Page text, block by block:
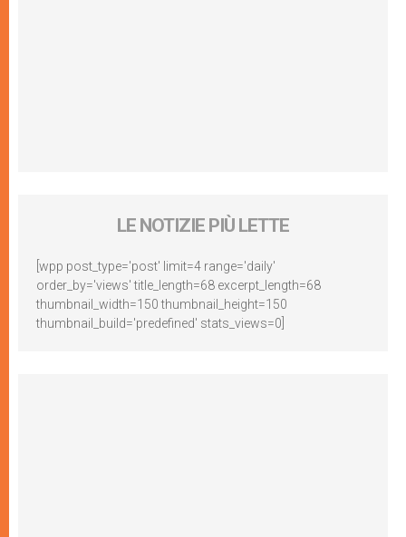
LE NOTIZIE PIÙ LETTE
[wpp post_type='post' limit=4 range='daily'
order_by='views' title_length=68 excerpt_length=68
thumbnail_width=150 thumbnail_height=150
thumbnail_build='predefined' stats_views=0]